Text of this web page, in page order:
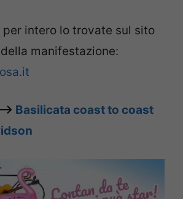
per intero lo trovate sul sito
manifestazione:
Basilicata coast to coast